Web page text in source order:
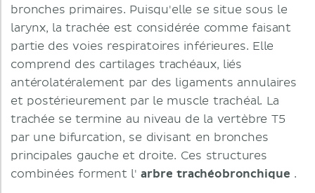
bronches primaires. Puisqu'elle se situe sous le
larynx, la trachée est considérée comme faisant
partie des voies respiratoires inférieures. Elle
comprend des cartilages trachéaux, liés
antérolatéralement par des ligaments annulaires
et postérieurement par le muscle trachéal. La
trachée se termine au niveau de la vertèbre T5
par une bifurcation, se divisant en bronches
principales gauche et droite. Ces structures
combinées forment l'arbre trachéobronchique .